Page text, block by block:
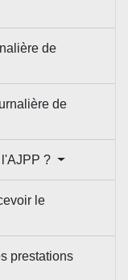
de
de
?
le
prestations